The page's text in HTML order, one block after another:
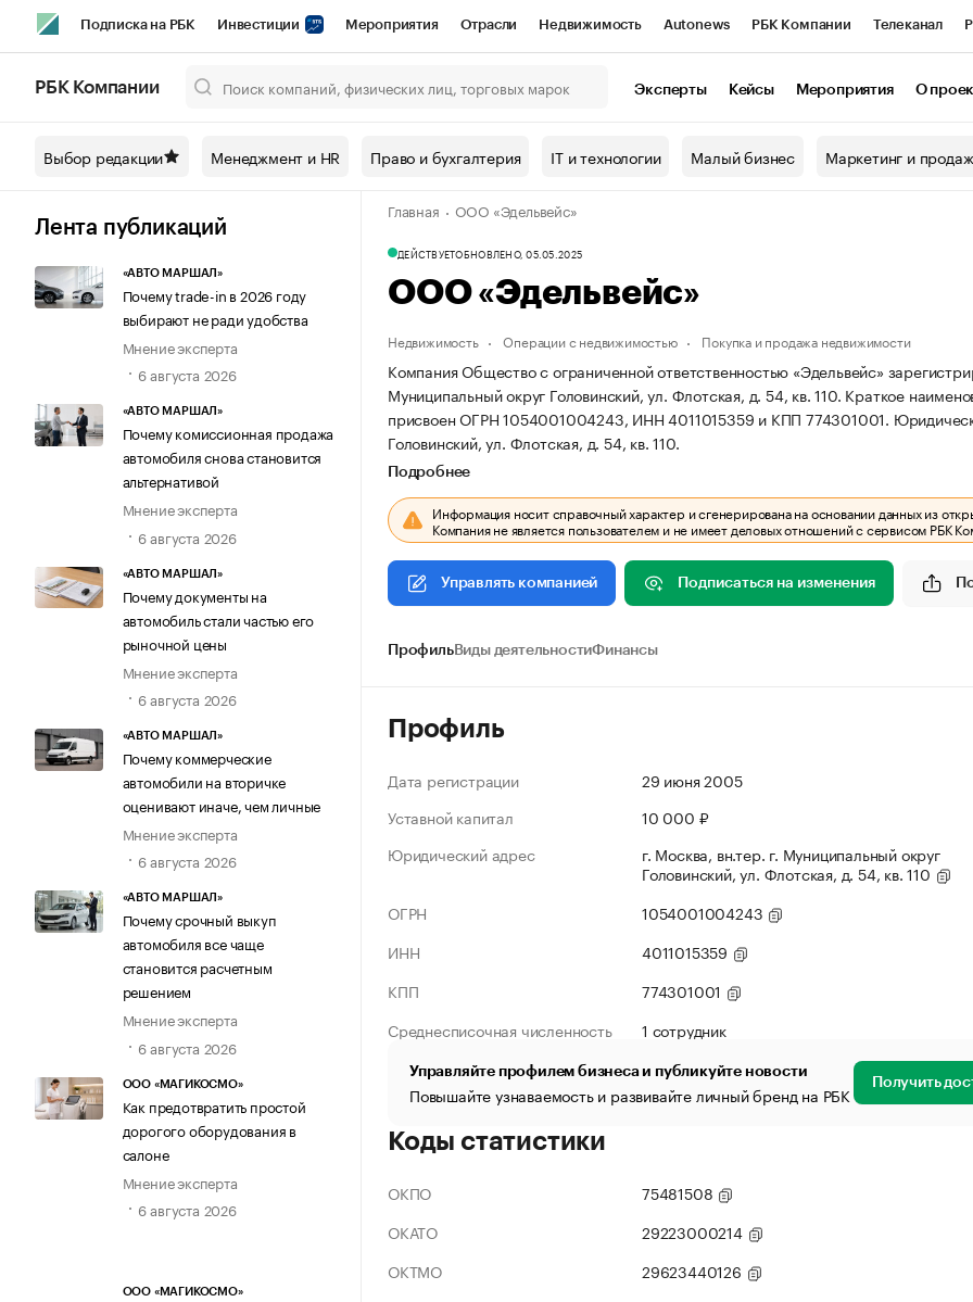
Подписка на РБК Инвестиции Мероприятия Отрасли Недвижимость Autonews РБК Компании Телеканал
Спецпроекты СПб Конференции СПб Спецпроекты Проверка контрагентов
Технологии и медиа Рынок наличной валюты
РБК Компании Эксперты Кейсы Мероприятия О
Выбор редакции Менеджмент и HR Право и бухгалтерия IT и технологии Малый бизнес Маркетинг и
Лента публикаций
«АВТО МАРШАЛ»
Почему trade-in в 2026 году
выбирают не ради удобства
Мнение эксперта
6 августа 2026
«АВТО МАРШАЛ»
Почему комиссионная продажа
автомобиля снова становится
альтернативой
Мнение эксперта
6 августа 2026
«АВТО МАРШАЛ»
Почему документы на
автомобиль стали частью его
рыночной цены
Мнение эксперта
6 августа 2026
«АВТО МАРШАЛ»
Почему коммерческие
автомобили на вторичке
оценивают иначе, чем личные
Мнение эксперта
6 августа 2026
«АВТО МАРШАЛ»
Почему срочный выкуп
автомобиля все чаще
становится расчетным
решением
Мнение эксперта
6 августа 2026
ООО «МАГИКОСМО»
Как предотвратить простой
дорогого оборудования в
салоне
Мнение эксперта
6 августа 2026
ООО «МАГИКОСМО»
Главная ООО «Эдельвейс»
ДЕЙСТВУЕТОБНОВЛЕНО, 05.05.2025
ООО «Эдельвейс»
Недвижимость Операции с недвижимостью Покупка и продажа недвижимости
Компания Общество с ограниченной ответственностью «Эдельвейс»
Муниципальный округ Головинский, ул. Флотская, д. 54, кв. 110. Краткое
присвоен ОГРН 1054001004243, ИНН 4011015359 и КПП 774301001.
Головинский, ул. Флотская, д. 54, кв. 110.
Подробнее
Информация носит справочный характер и сгенерирована на основании данных из
Компания не является пользователем и не имеет деловых отношений с сервисом РБК
Управлять компанией Подписаться на изменения
ПрофильВиды деятельностиФинансы
Профиль
Дата регистрации
29 июня 2005
Уставной капитал
10 000 ₽
Юридический адрес
г. Москва, вн.тер. г. Муниципальный округ
Головинский, ул. Флотская, д. 54, кв. 110
ОГРН
1054001004243
ИНН
4011015359
КПП
774301001
Среднесписочная численность
1 сотрудник
Управляйте профилем бизнеса и публикуйте новости
Повышайте узнаваемость и развивайте личный бренд на РБК Получить
Коды статистики
ОКПО
75481508
ОКАТО
29223000214
ОКТМО
29623440126